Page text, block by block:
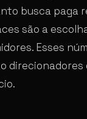
busca paga
são a
Esses